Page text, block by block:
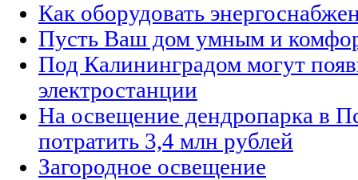
Как оборудовать
Пусть Ваш дом умным и
Под Калининградом могут
электростанции
На освещение дендропарка в
потратить 3,4 млн рублей
Загородное освещение